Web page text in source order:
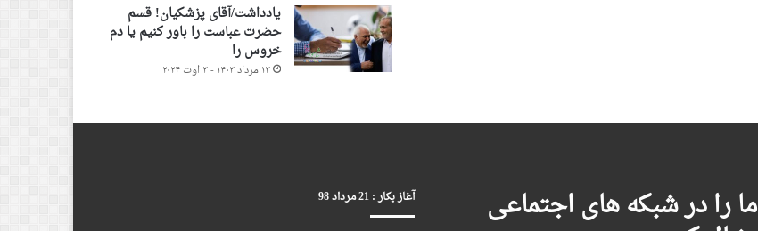
یادداشت/آقای پزشکیان! قسم
حضرت عباست را باور کنیم یا دم
خروس را
۱۳ مرداد ۱۴۰۳ - ۳ اوت ۲۰۲۴
ما را در شبکه های اجتماعی آغاز بکار : 21 مرداد 98